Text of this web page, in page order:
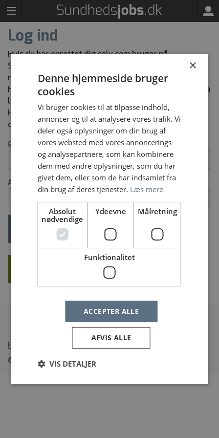
Log ind
Hvis du har oprettet dig selv som bruger på
Sundhedsjobs kan du herunder logge ind med den e-
mailadresse og adgangskode du har oprettet dig med.
Har du glemt din adgangskode kan du bestille en ny via
linket “Glemt dit log ind” herunder.
Har du ikke tidligere oprettet dig selv som bruger kan
du oprette dig via knappen “Opret ny bruger”.
Email
Adgangskode
Glemt dit log ind?
© Sundhedsjobs.dk
×
Denne hjemmeside bruger
cookies
Vi bruger cookies til at tilpasse indhold,
annoncer og til at analysere vores trafik. Vi
deler også oplysninger om din brug af
vores websted med vores annoncerings-
og analysepartnere, som kan kombinere
dem med andre oplysninger, som du har
givet dem, eller som de har indsamlet fra
din brug af deres tjenester. Læs mere
Absolut
nødvendige
Ydeevne Målretning
Funktionalitet
ACCEPTER ALLE
AFVIS ALLE
VIS DETALJER